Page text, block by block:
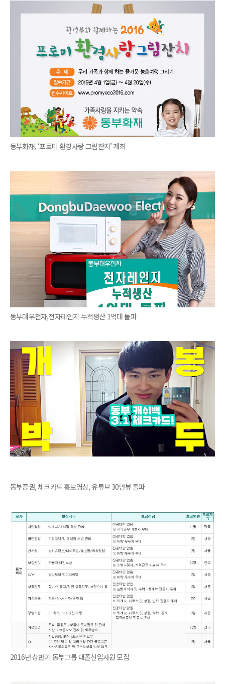
동부화재, ‘프로미 환경사랑 그림잔치’ 개최
동부대우전자,전자레인지 누적생산 1억대 돌파
동부증권, 체크카드 홍보영상, 유튜브 30만뷰 돌파
2016년 상반기 동부그룹 대졸신입사원 모집